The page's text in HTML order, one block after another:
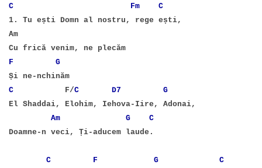
C Fm
C
1. Tu ești Domn al nostru, rege ești,
Am
Cu frică venim, ne plecăm
F
G
Și ne-nchinăm
C F/C D7
G
El Shaddai, Elohim, Iehova-Iire, Adonai,
Am
G
C
Doamne-n veci, Ți-aducem laude.
C F G
C